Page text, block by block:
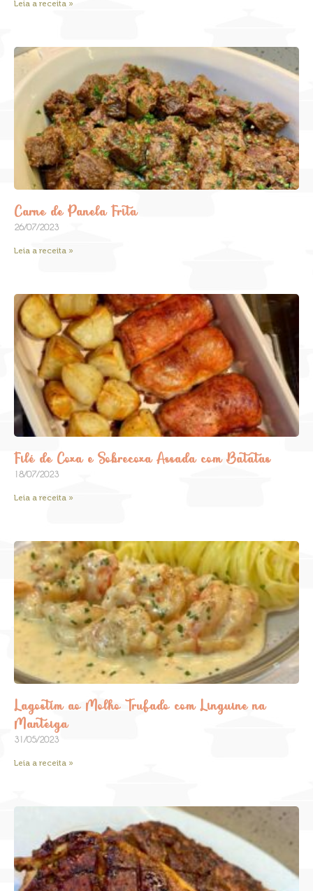
Leia a receita »
Carne de Panela Frita
26/07/2023
Leia a receita »
Filé de Coxa e Sobrecoxa Assada com Batatas
18/07/2023
Leia a receita »
Lagostim ao Molho Trufado com Linguine na
Manteiga
31/05/2023
Leia a receita »